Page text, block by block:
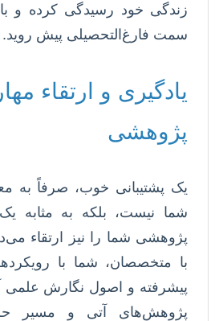
زندگی خود رسیدگی کرده و
سمت فارغ‌التحصیلی پیش روید.
یادگیری و ارتقاء
پژوهشی
یک پشتیبانی خوب، صرفاً به
شما نیست، بلکه به مثابه
پژوهشی شما را نیز ارتقاء
با متخصصان، شما با
پیشرفته و اصول نگارش علمی
پژوهش‌های آتی و مسیر